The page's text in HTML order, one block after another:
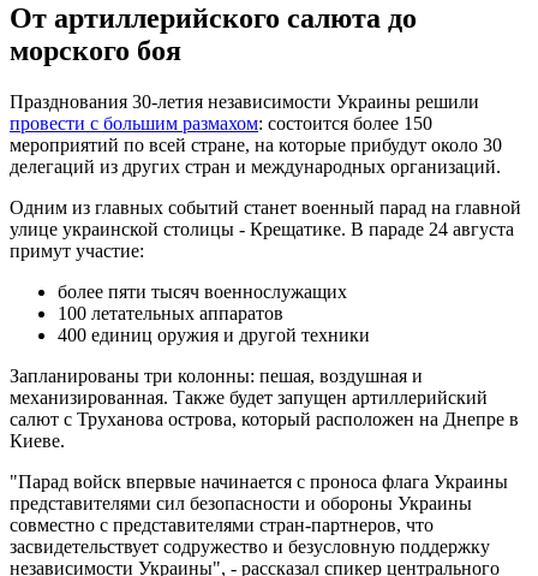
От артиллерийского салюта до
морского боя
Празднования 30-летия независимости Украины решили
провести с большим размахом: состоится более 150
мероприятий по всей стране, на которые прибудут около 30
делегаций из других стран и международных организаций.
Одним из главных событий станет военный парад на главной
улице украинской столицы - Крещатике. В параде 24 августа
примут участие:
более пяти тысяч военнослужащих
100 летательных аппаратов
400 единиц оружия и другой техники
Запланированы три колонны: пешая, воздушная и
механизированная. Также будет запущен артиллерийский
салют с Труханова острова, который расположен на Днепре в
Киеве.
"Парад войск впервые начинается с проноса флага Украины
представителями сил безопасности и обороны Украины
совместно с представителями стран-партнеров, что
засвидетельствует содружество и безусловную поддержку
независимости Украины", - рассказал спикер центрального